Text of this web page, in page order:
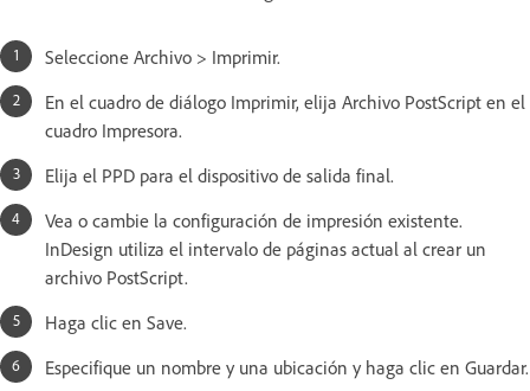
Seleccione Archivo > Imprimir.
En el cuadro de diálogo Imprimir, elija Archivo PostScript en el
cuadro Impresora.
Elija el PPD para el dispositivo de salida final.
Vea o cambie la configuración de impresión existente.
InDesign utiliza el intervalo de páginas actual al crear un
archivo PostScript.
Haga clic en Save.
Especifique un nombre y una ubicación y haga clic en Guardar.